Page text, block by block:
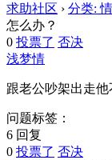
求助社区 › 分类:
怎么办？
0 投票了 否决
浅梦情
跟老公吵架出走
问题标签：
6 回复
0 投票了 否决